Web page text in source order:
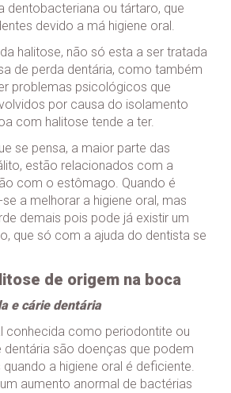
dentobacteriana ou tártaro, que
devido a má higiene oral.
halitose, não só esta a ser tratada
de perda dentária, como também
problemas psicológicos que
por causa do isolamento
com halitose tende a ter.
se pensa, a maior parte das
estão relacionados com a
com o estômago. Quando é
a melhorar a higiene oral, mas
demais pois pode já existir um
que só com a ajuda do dentista se
de origem na boca
e cárie dentária
conhecida como periodontite ou
dentária são doenças que podem
a higiene oral é deficiente.
aumento anormal de bactérias